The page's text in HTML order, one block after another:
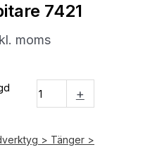
7421
moms
+
> Tänger >